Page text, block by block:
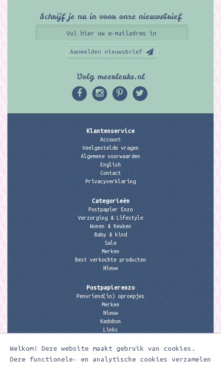
Welkom! Deze website maakt gebruik van cookies.
Deze functionele- en analytische cookies verzamelen
Schrijf je nu in voor onze nieuwsbrief
Aanmelden nieuwsbrief
Volg meerleuks.nl
Klantenservice
Account
Veelgestelde vragen
Algemene voorwaarden
English
Contact
Privacyverklaring
Categorieën
Postpapier Enzo
Verzorging & Lifestyle
Wonen & Keuken
Baby & kind
Sale
Merken
Best verkochte producten
Nieuw
Postpapierenzo
Penvriend(in) oproepjes
Merken
Nieuw
Kadobon
Links
Contactgegevens
Meerleuks